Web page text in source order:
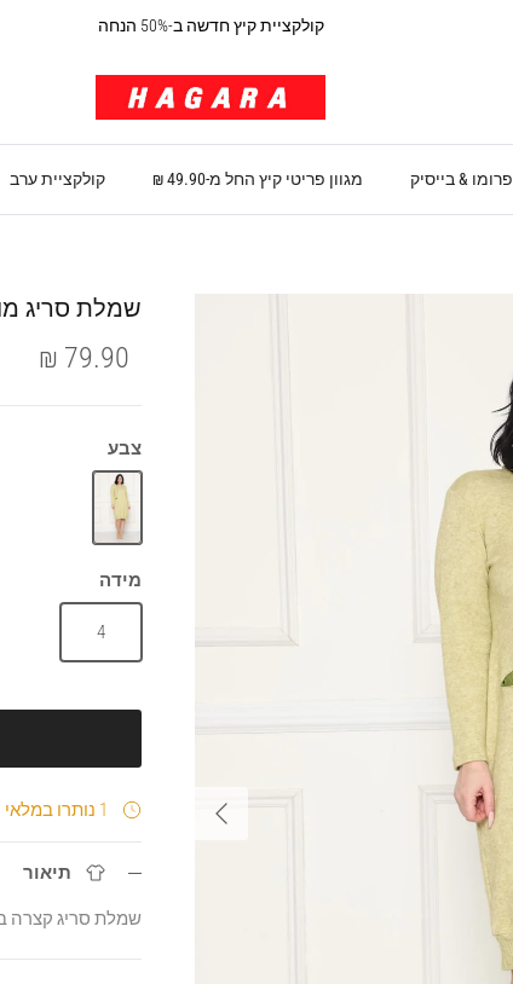
קולקציית קיץ חדשה ב-50% הנחה
פרומו & בייסיק מגוון פריטי קיץ החל מ-49.90 ₪ קולקציית ערב
הבא
שמלת סריג
79.90 ₪
צבע
מידה
4
1 נותרו במלאי
תיאור
שמלת סריג קצרה